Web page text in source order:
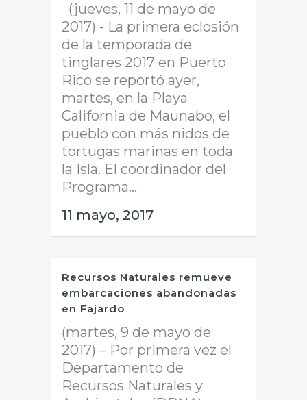
(jueves, 11 de mayo de
2017) - La primera eclosión
de la temporada de
tinglares 2017 en Puerto
Rico se reportó ayer,
martes, en la Playa
California de Maunabo, el
pueblo con más nidos de
tortugas marinas en toda
la Isla. El coordinador del
Programa...
11 mayo, 2017
Recursos Naturales remueve
embarcaciones abandonadas
en Fajardo
(martes, 9 de mayo de
2017) – Por primera vez el
Departamento de
Recursos Naturales y